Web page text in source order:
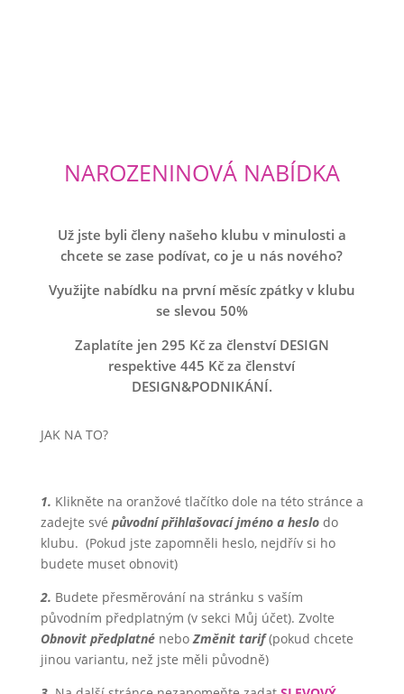
NAROZENINOVÁ NABÍDKA
Už jste byli členy našeho klubu v minulosti a
chcete se zase podívat, co je u nás nového?
Využijte nabídku na první měsíc zpátky v klubu
se slevou 50%
Zaplatíte jen 295 Kč za členství DESIGN
respektive 445 Kč za členství
DESIGN&PODNIKÁNÍ.
JAK NA TO?
1. Klikněte na oranžové tlačítko dole na této stránce a
zadejte své původní přihlašovací jméno a heslodo
klubu. (Pokud jste zapomněli heslo, nejdřív si ho
budete muset obnovit)
2. Budete přesměrování na stránku s vaším
původním předplatným (v sekci Můj účet). Zvolte
Obnovit předplatnénebo Změnit tarif(pokud chcete
jinou variantu, než jste měli původně)